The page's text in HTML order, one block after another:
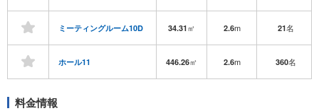
ミーティングルーム10D 34.31㎡ 2.6m 21名
ホール11 446.26㎡ 2.6m 360名
料金情報